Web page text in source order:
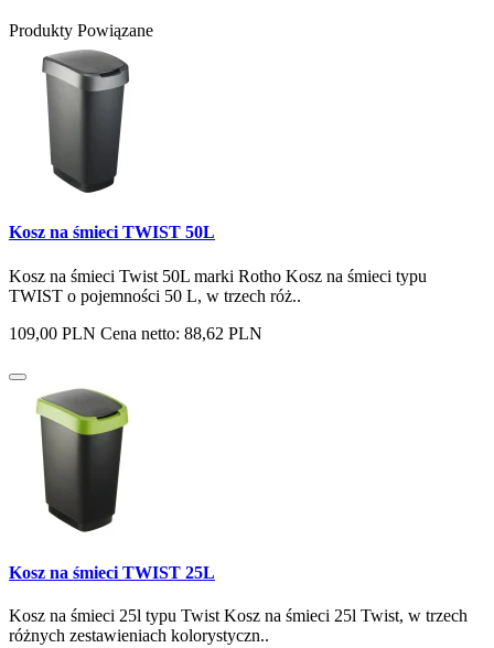
Produkty Powiązane
Kosz na śmieci TWIST 50L
Kosz na śmieci Twist 50L marki Rotho Kosz na śmieci typu
TWIST o pojemności 50 L, w trzech róż..
109,00 PLN Cena netto: 88,62 PLN
Kosz na śmieci TWIST 25L
Kosz na śmieci 25l typu Twist Kosz na śmieci 25l Twist, w trzech
różnych zestawieniach kolorystyczn..